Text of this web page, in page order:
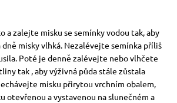
a zalejte misku se semínky vodou tak, aby
dně misky vlhká. Nezalévejte semínka příliš
Poté je denně zalévejte nebo vlhčete
tak , aby výživná půda stále zůstala
misku přirytou vrchním obalem,
otevřenou a vystavenou na slunečném a